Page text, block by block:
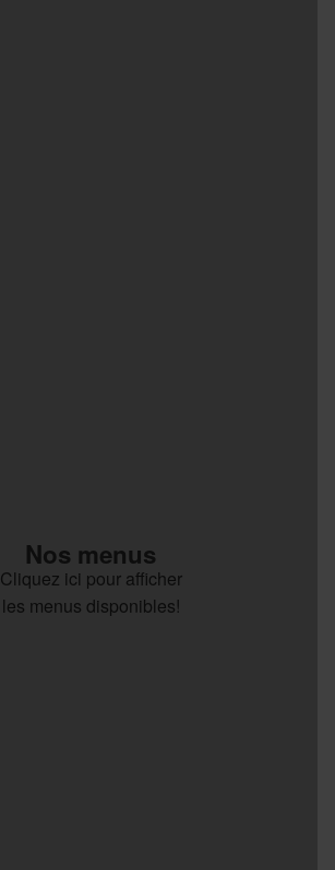
Nos menus
Cliquez ici pour afficher
les menus disponibles!